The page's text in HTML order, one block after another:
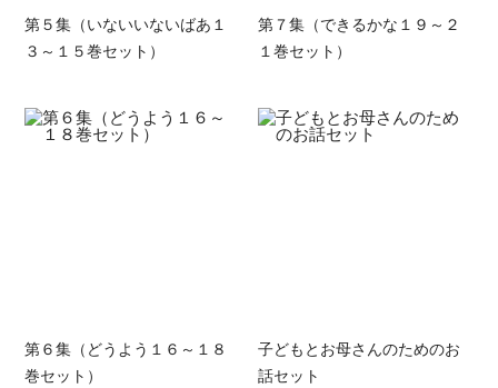
第５集（いないいないばあ１
３～１５巻セット）
第７集（できるかな１９～２
１巻セット）
第６集（どうよう１６～１８
巻セット）
子どもとお母さんのためのお
話セット